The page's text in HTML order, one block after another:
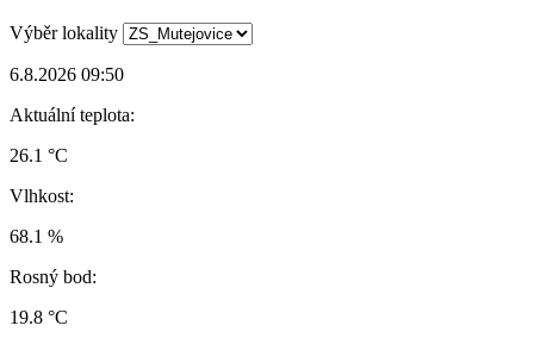
Výběr lokality
6.8.2026 09:50
Aktuální teplota:
26.1 °C
Vlhkost:
68.1 %
Rosný bod:
19.8 °C